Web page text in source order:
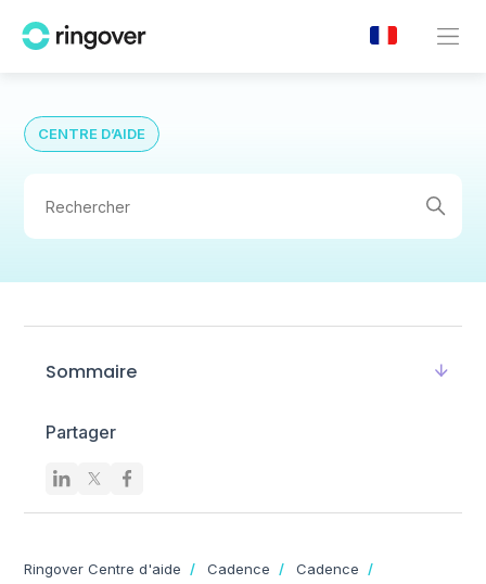
CENTRE D’AIDE
Sommaire
Partager
Ringover Centre d'aide Cadence
Cadence